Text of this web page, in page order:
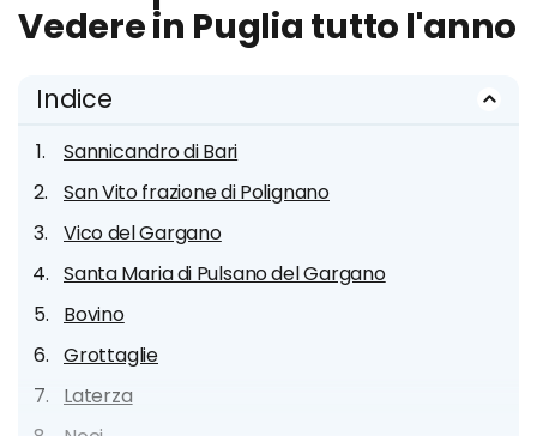
Vedere in Puglia tutto l'anno
Indice
Sannicandro di Bari
San Vito frazione di Polignano
Vico del Gargano
Santa Maria di Pulsano del Gargano
Bovino
Grottaglie
Laterza